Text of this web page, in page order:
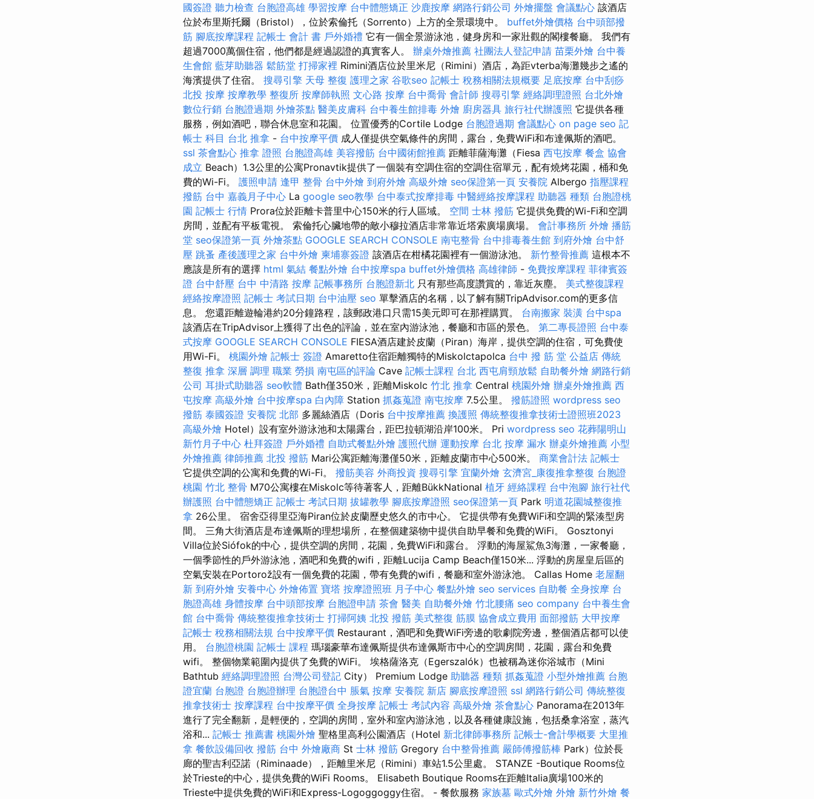
國簽證 聽力檢查 台胞證高雄 學習按摩 台中體態矯正 沙鹿按摩 網路行銷公司 外燴擺盤 會議點心 該酒店
位於布里斯托爾（Bristol），位於索倫托（Sorrento）上方的全景環境中。 buffet外燴價格 台中頭部撥
筋 腳底按摩課程 記帳士 會計 書 戶外婚禮 它有一個全景游泳池，健身房和一家壯觀的閣樓餐廳。 我們有
超過7000萬個住宿，他們都是經過認證的真實客人。 辦桌外燴推薦 社團法人登記申請 苗栗外燴 台中養
生會館 藍芽助聽器 鬆筋堂 打掃家裡 Rimini酒店位於里米尼（Rimini）酒店，為距vterba海灘幾步之遙的
海濱提供了住宿。 搜尋引擎 天母 整復 護理之家 谷歌seo 記帳士 稅務相關法規概要 足底按摩 台中刮痧
北投 按摩 按摩教學 整復所 按摩師執照 文心路 按摩 台中喬骨 會計師 搜尋引擎 經絡調理證照 台北外燴
數位行銷 台胞證過期 外燴茶點 醫美皮膚科 台中養生館排毒 外燴 廚房器具 旅行社代辦護照 它提供各種
服務，例如酒吧，聯合休息室和花園。 位置優秀的Cortile Lodge 台胞證過期 會議點心 on page seo 記
帳士 科目 台北 推拿 - 台中按摩平價 成人僅提供空氣條件的房間，露台，免費WiFi和布達佩斯的酒吧。
ssl 茶會點心 推拿 證照 台胞證高雄 美容撥筋 台中國術館推薦 距離菲薩海灘（Fiesa 西屯按摩 餐盒 協會
成立 Beach）1.3公里的公寓Pronavtik提供了一個裝有空調住宿的空調住宿單元，配有燒烤花園，桶和免
費的Wi-Fi。 護照申請 逢甲 整骨 台中外燴 到府外燴 高級外燴 seo保證第一頁 安養院 Albergo 指壓課程
撥筋 台中 嘉義月子中心 La google seo教學 台中泰式按摩排毒 中醫經絡按摩課程 助聽器 種類 台胞證桃
園 記帳士 行情 Prora位於距離卡普里中心150米的行人區域。 空間 士林 撥筋 它提供免費的Wi-Fi和空調
房間，並配有平板電視。 索倫托心臟地帶的敵小穆拉酒店非常靠近塔索廣場廣場。 會計事務所 外燴 播筋
堂 seo保證第一頁 外燴茶點 GOOGLE SEARCH CONSOLE 南屯整骨 台中排毒養生館 到府外燴 台中舒
壓 跳蚤 產後護理之家 台中外燴 柬埔寨簽證 該酒店在柑橘花園裡有一個游泳池。 新竹整骨推薦 這根本不
應該是所有的選擇 html 氣結 餐點外燴 台中按摩spa buffet外燴價格 高雄律師 - 免費按摩課程 菲律賓簽
證 台中舒壓 台中 中清路 按摩 記帳事務所 台胞證新北 只有那些高度讚賞的，靠近灰塵。 美式整復課程
經絡按摩證照 記帳士 考試日期 台中油壓 seo 單擊酒店的名稱，以了解有關TripAdvisor.com的更多信
息。 您還距離遊輪港約20分鐘路程，該郵政港口只需15美元即可在那裡購買。 台南搬家 裝潢 台中spa
該酒店在TripAdvisor上獲得了出色的評論，並在室內游泳池，餐廳和市區的景色。 第二專長證照 台中泰
式按摩 GOOGLE SEARCH CONSOLE FIESA酒店建於皮蘭（Piran）海岸，提供空調的住宿，可免費使
用Wi-Fi。 桃園外燴 記帳士 簽證 Amaretto住宿距離獨特的Miskolctapolca 台中 撥 筋 堂 公益店 傳統
整復 推拿 深層 調理 職業 勞損 南屯區的評論 Cave 記帳士課程 台北 西屯肩頸放鬆 自助餐外燴 網路行銷
公司 耳掛式助聽器 seo軟體 Bath僅350米，距離Miskolc 竹北 推拿 Central 桃園外燴 辦桌外燴推薦 西
屯按摩 高級外燴 台中按摩spa 白內障 Station 抓姦蒐證 南屯按摩 7.5公里。 撥筋證照 wordpress seo
撥筋 泰國簽證 安養院 北部 多麗絲酒店（Doris 台中按摩推薦 換護照 傳統整復推拿技術士證照班2023
高級外燴 Hotel）設有室外游泳池和太陽露台，距巴拉頓湖沿岸100米。 Pri wordpress seo 花葬陽明山
新竹月子中心 杜拜簽證 戶外婚禮 自助式餐點外燴 護照代辦 運動按摩 台北 按摩 漏水 辦桌外燴推薦 小型
外燴推薦 律師推薦 北投 撥筋 Mari公寓距離海灘僅50米，距離皮蘭市中心500米。 商業會計法 記帳士
它提供空調的公寓和免費的Wi-Fi。 撥筋美容 外商投資 搜尋引擎 宜蘭外燴 玄濟宮_康復推拿整復 台胞證
桃園 竹北 整骨 M70公寓樓在Miskolc等待著客人，距離BükkNational 植牙 經絡課程 台中泡腳 旅行社代
辦護照 台中體態矯正 記帳士 考試日期 拔罐教學 腳底按摩證照 seo保證第一頁 Park 明道花園城整復推
拿 26公里。 宿舍亞得里亞海Piran位於皮蘭歷史悠久的市中心。 它提供帶有免費WiFi和空調的緊湊型房
間。 三角大街酒店是布達佩斯的理想場所，在整個建築物中提供自助早餐和免費的WiFi。 Gosztonyi
Villa位於Siófok的中心，提供空調的房間，花園，免費WiFi和露台。 浮動的海屋鯊魚3海灘，一家餐廳，
一個季節性的戶外游泳池，酒吧和免費的wifi，距離Lucija Camp Beach僅150米... 浮動的房屋皇后區的
空氣安裝在Portorož設有一個免費的花園，帶有免費的wifi，餐廳和室外游泳池。 Callas Home 老屋翻
新 到府外燴 安養中心 外燴佈置 寶塔 按摩證照班 月子中心 餐點外燴 seo services 自助餐 全身按摩 台
胞證高雄 身體按摩 台中頭部按摩 台胞證申請 茶會 醫美 自助餐外燴 竹北腰痛 seo company 台中養生會
館 台中喬骨 傳統整復推拿技術士 打掃阿姨 北投 撥筋 美式整復 筋膜 協會成立費用 面部撥筋 大甲按摩
記帳士 稅務相關法規 台中按摩平價 Restaurant，酒吧和免費WiFi旁邊的歌劇院旁邊，整個酒店都可以使
用。 台胞證桃園 記帳士 課程 瑪瑙豪華布達佩斯提供布達佩斯市中心的空調房間，花園，露台和免費
wifi。 整個物業範圍內提供了免費的WiFi。 埃格薩洛克（Egerszalók）也被稱為迷你浴城市（Mini
Bathtub 經絡調理證照 台灣公司登記 City） Premium Lodge 助聽器 種類 抓姦蒐證 小型外燴推薦 台胞
證宜蘭 台胞證 台胞證辦理 台胞證台中 脹氣 按摩 安養院 新店 腳底按摩證照 ssl 網路行銷公司 傳統整復
推拿技術士 按摩課程 台中按摩平價 全身按摩 記帳士 考試內容 高級外燴 茶會點心 Panorama在2013年
進行了完全翻新，是輕便的，空調的房間，室外和室內游泳池，以及各種健康設施，包括桑拿浴室，蒸汽
浴和... 記帳士 推薦書 桃園外燴 聖格里高利公園酒店（Hotel 新北律師事務所 記帳士-會計學概要 大里推
拿 餐飲設備回收 撥筋 台中 外燴廠商 St 士林 撥筋 Gregory 台中整骨推薦 嚴師傅撥筋棒 Park）位於長
廊的聖吉利亞諾（Riminaade），距離里米尼（Rimini）車站1.5公里處。 STANZE -Boutique Rooms位
於Trieste的中心，提供免費的WiFi Rooms。 Elisabeth Boutique Rooms在距離Italia廣場100米的
Trieste中提供免費的WiFi和Express-Logoggoggy住宿。 - 餐飲服務 家族墓 歐式外燴 外燴 新竹外燴 餐